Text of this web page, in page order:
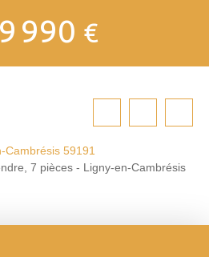
990 €
Cambrésis 59191
7 pièces - Ligny-en-Cambrésis